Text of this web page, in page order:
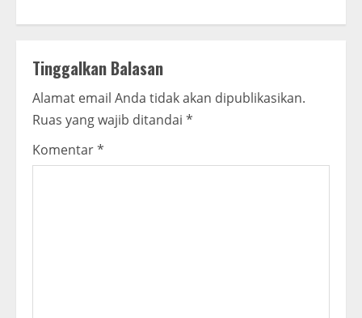
u
e
R
e
Tinggalkan Balasan
Alamat email Anda tidak akan dipublikasikan.
Ruas yang wajib ditandai *
Komentar*